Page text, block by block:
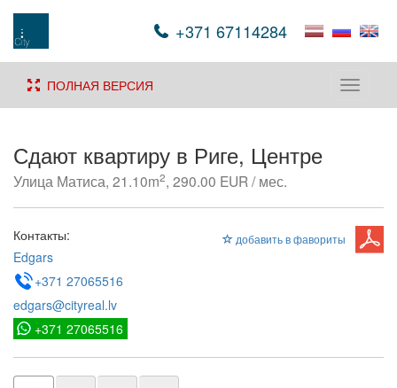
+371 67114284
Toggle
ПОЛНАЯ ВЕРСИЯ
Сдают квартиру в Риге, Центре
Улица Матиса, 21.10m2, 290.00 EUR / мес.
добавить в фавориты
Контакты:
Edgars
+371 27065516
edgars@cityreal.lv
+371 27065516